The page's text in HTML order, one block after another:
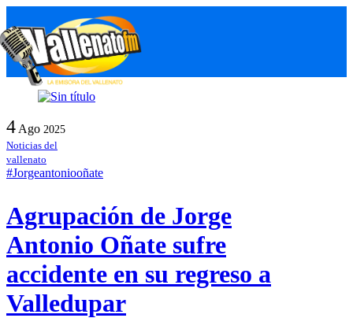
to
content
4 Ago 2025
Noticias del
vallenato
#Jorgeantoniooñate
Agrupación de Jorge
Antonio Oñate sufre
accidente en su regreso a
Valledupar